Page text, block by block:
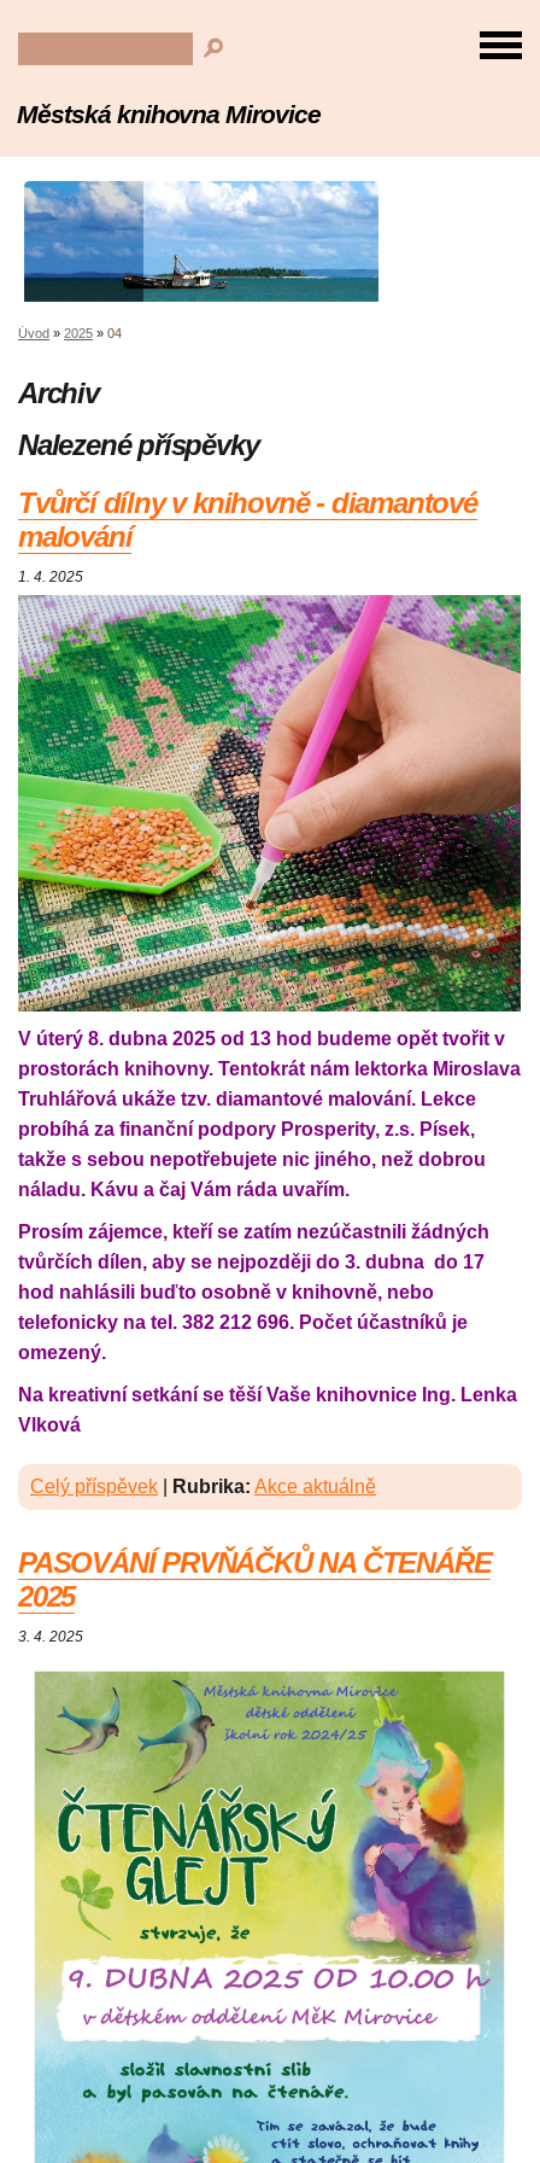
Městská knihovna Mirovice
Úvod » 2025 » 04
Archiv
Nalezené příspěvky
Tvůrčí dílny v knihovně - diamantové
malování
1. 4. 2025
V úterý 8. dubna 2025 od 13 hod budeme opět tvořit v
prostorách knihovny. Tentokrát nám lektorka Miroslava
Truhlářová ukáže tzv. diamantové malování. Lekce
probíhá za finanční podpory Prosperity, z.s. Písek,
takže s sebou nepotřebujete nic jiného, než dobrou
náladu. Kávu a čaj Vám ráda uvařím.
Prosím zájemce, kteří se zatím nezúčastnili žádných
tvůrčích dílen, aby se nejpozději do 3. dubna do 17
hod nahlásili buďto osobně v knihovně, nebo
telefonicky na tel. 382 212 696. Počet účastníků je
omezený.
Na kreativní setkání se těší Vaše knihovnice Ing. Lenka
Vlková
Celý příspěvek Rubrika: Akce aktuálně
PASOVÁNÍ PRVŇÁČKŮ NA ČTENÁŘE
2025
3. 4. 2025